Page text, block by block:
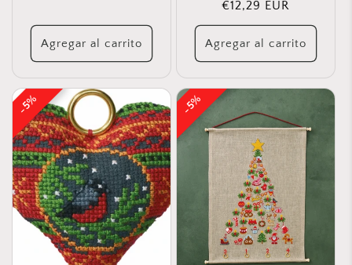
Agregar al carrito
habitual
de
oferta
€12,29 EUR
Agregar al carrito
5%
5% 5%
5%